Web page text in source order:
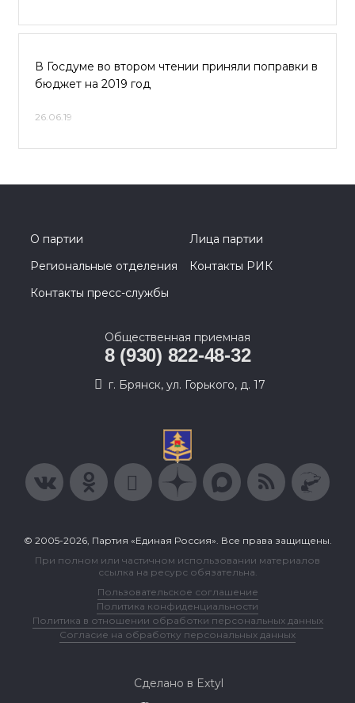
В Госдуме во втором чтении приняли поправки в
бюджет на 2019 год
26.06.19
О партии
Лица партии
Региональные отделения
Контакты РИК
Контакты пресс-службы
Общественная приемная
8 (930) 822-48-32
г. Брянск, ул. Горького, д. 17
© 2005-2026, Партия «Единая Россия». Все права защищены.
При полном или частичном использовании материалов
ссылка на ресурс обязательна.
Пользовательское соглашение
Политика конфиденциальности
Политика в отношении обработки персональных данных
Согласие на обработку персональных данных
Сделано в Extyl